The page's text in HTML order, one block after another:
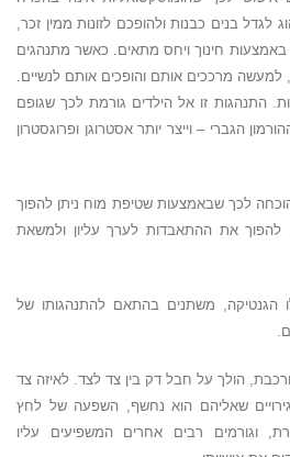
לגדל בנים כבנות ולהופכם לזונות ממין זכר,
באמצעות חינוך ויחס מתאים. כאשר מתנהגים
למעשה מרככים אותם והופכים אותם לנשיים.
התנהגות זו אל הילדים גורמת לכך שגופם
הגברי – וייצר יותר אסטרוגן ופרוגסטרון
לכך שבאמצעות שטיפת מוח ניתן להפוך
להפוך את ההתאבדות לערך עליון ולמשאת
הגנטיקה, משתנים בהתאם להתנהגותו של
הולך על חבל דק בין צד לצד. לאיזה צד
שאליהם הוא נחשף, השפעה של לחץ
וגורמים רבים אחריםהמשפיעים עליו